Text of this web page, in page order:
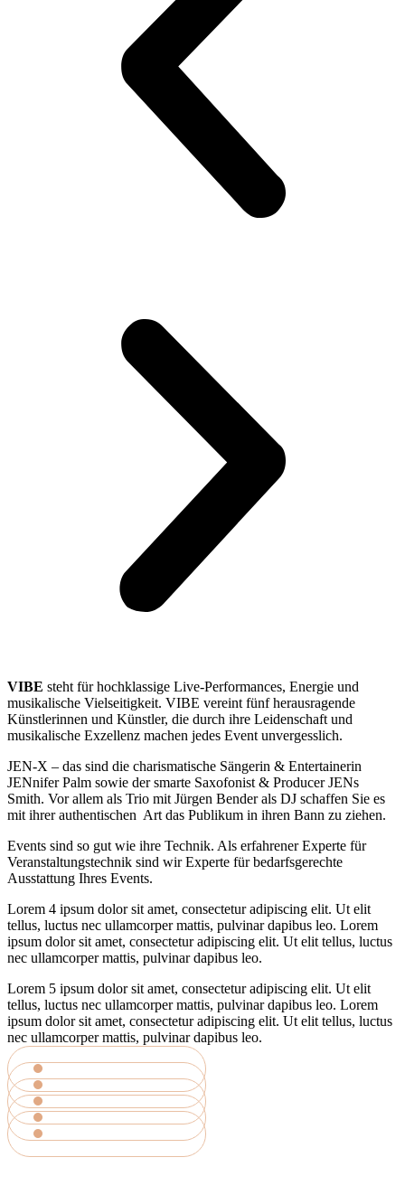
VIBE steht für hochklassige Live-Performances, Energie und
musikalische Vielseitigkeit. VIBE vereint fünf herausragende
Künstlerinnen und Künstler, die durch ihre Leidenschaft und
musikalische Exzellenz machen jedes Event unvergesslich.
JEN-X – das sind die charismatische Sängerin & Entertainerin
JENnifer Palm sowie der smarte Saxofonist & Producer JENs
Smith. Vor allem als Trio mit Jürgen Bender als DJ schaffen Sie es
mit ihrer authentischen Art das Publikum in ihren Bann zu ziehen.
Events sind so gut wie ihre Technik. Als erfahrener Experte für
Veranstaltungstechnik sind wir Experte für bedarfsgerechte
Ausstattung Ihres Events.
Lorem 4 ipsum dolor sit amet, consectetur adipiscing elit. Ut elit
tellus, luctus nec ullamcorper mattis, pulvinar dapibus leo. Lorem
ipsum dolor sit amet, consectetur adipiscing elit. Ut elit tellus, luctus
nec ullamcorper mattis, pulvinar dapibus leo.
Lorem 5 ipsum dolor sit amet, consectetur adipiscing elit. Ut elit
tellus, luctus nec ullamcorper mattis, pulvinar dapibus leo. Lorem
ipsum dolor sit amet, consectetur adipiscing elit. Ut elit tellus, luctus
nec ullamcorper mattis, pulvinar dapibus leo.